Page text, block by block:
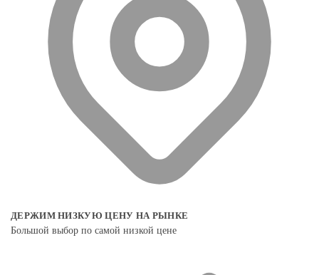
ДЕРЖИМ НИЗКУЮ ЦЕНУ НА РЫНКЕ
Большой выбор по самой низкой цене